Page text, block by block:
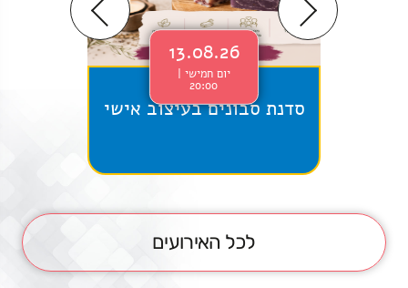
13.08.26
יום חמישי |
20:00
סדנת סבונים בעיצוב אישי
לכל האירועים